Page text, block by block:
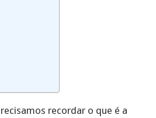
recordar o que é a